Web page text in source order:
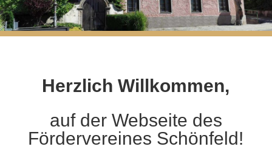
Herzlich Willkommen,
auf der Webseite des
Fördervereines Schönfeld!